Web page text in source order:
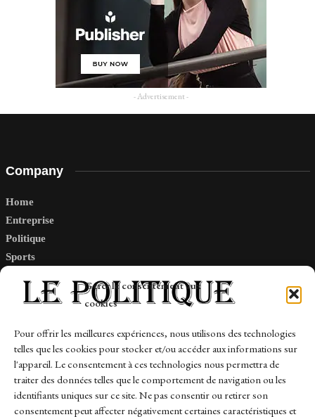
Gérer le consentement aux
cookies
Pour offrir les meilleures expériences, nous utilisons des technologies
telles que les cookies pour stocker et/ou accéder aux informations sur
l'appareil. Le consentement à ces technologies nous permettra de
traiter des données telles que le comportement de navigation ou les
identifiants uniques sur ce site. Ne pas consentir ou retirer son
consentement peut affecter négativement certaines caractéristiques et
- Advertisement -
Company
Home
Entreprise
Politique
Sports
Links
Contact
Sitemap